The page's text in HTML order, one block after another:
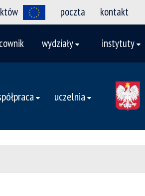
poczta kontakt
wydziały instytuty
uczelnia